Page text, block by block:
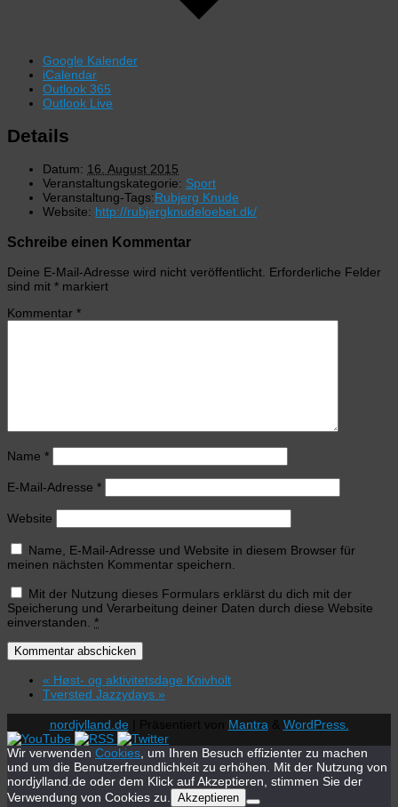
Google Kalender
iCalendar
Outlook 365
Outlook Live
Details
Datum: 16. August 2015
Veranstaltungskategorie: Sport
Veranstaltung-Tags:Rubjerg Knude
Website: http://rubjergknudeloebet.dk/
Schreibe einen Kommentar
Deine E-Mail-Adresse wird nicht veröffentlicht. Erforderliche Felder
sind mit * markiert
Kommentar *
Name *
E-Mail-Adresse *
Website
Name, E-Mail-Adresse und Website in diesem Browser für
meinen nächsten Kommentar speichern.
Mit der Nutzung dieses Formulars erklärst du dich mit der
Speicherung und Verarbeitung deiner Daten durch diese Website
einverstanden. *
« Høst- og aktivitetsdage Knivholt
Tversted Jazzydays »
nordjylland.de Mantra
WordPress.
Wir verwenden Cookies , um Ihren Besuch effizienter zu machen
und um die Benutzerfreundlichkeit zu erhöhen. Mit der Nutzung von
nordjylland.de oder dem Klick auf Akzeptieren, stimmen Sie der
Verwendung von Cookies zu.
Akzeptieren